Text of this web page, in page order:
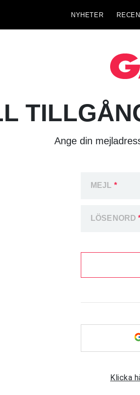
NYHETER
Ange din
MEJL *
LÖSENORD
Klicka